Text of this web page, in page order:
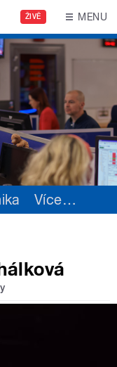
ŽIVĚ MENU
Více…